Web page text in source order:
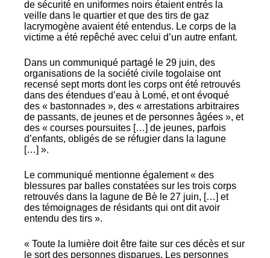
de sécurité en uniformes noirs étaient entrés la
veille dans le quartier et que des tirs de gaz
lacrymogène avaient été entendus. Le corps de la
victime a été repêché avec celui d’un autre enfant.
Dans un communiqué partagé le 29 juin, des
organisations de la société civile togolaise ont
recensé sept morts dont les corps ont été retrouvés
dans des étendues d’eau à Lomé, et ont évoqué
des « bastonnades », des « arrestations arbitraires
de passants, de jeunes et de personnes âgées », et
des « courses poursuites […] de jeunes, parfois
d’enfants, obligés de se réfugier dans la lagune
[…] ».
Le communiqué mentionne également « des
blessures par balles constatées sur les trois corps
retrouvés dans la lagune de Bè le 27 juin, […] et
des témoignages de résidants qui ont dit avoir
entendu des tirs ».
« Toute la lumière doit être faite sur ces décès et sur
le sort des personnes disparues. Les personnes